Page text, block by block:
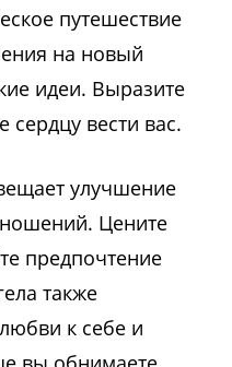
путешествие
на новый
идеи. Выразите
сердцу вести вас.
улучшение
Цените
предпочтение
также
к себе и